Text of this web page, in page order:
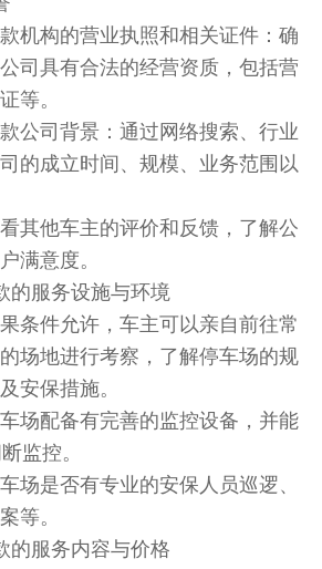
机构的营业执照和相关证件：确
司具有合法的经营资质，包括营
等。
公司背景：通过网络搜索、行业
的成立时间、规模、业务范围以
其他车主的评价和反馈，了解公
满意度。
的服务设施与环境
条件允许，车主可以亲自前往常
场地进行考察，了解停车场的规
安保措施。
场配备有完善的监控设备，并能
监控。
场是否有专业的安保人员巡逻、
等。
的服务内容与价格